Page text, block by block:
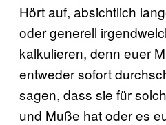
Hört auf, absichtlich
oder generell
kalkulieren, denn euer
entweder sofort
sagen, dass sie für
und Muße hat oder es